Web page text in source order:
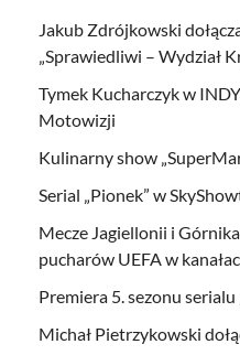
Jakub Zdrójkowski
„Sprawiedliwi – Wydział
Tymek Kucharczyk w
Motowizji
Kulinarny show
Serial „Pionek” w
Mecze Jagiellonii i
pucharów UEFA w
Premiera 5. sezonu
Michał Pietrzykowski